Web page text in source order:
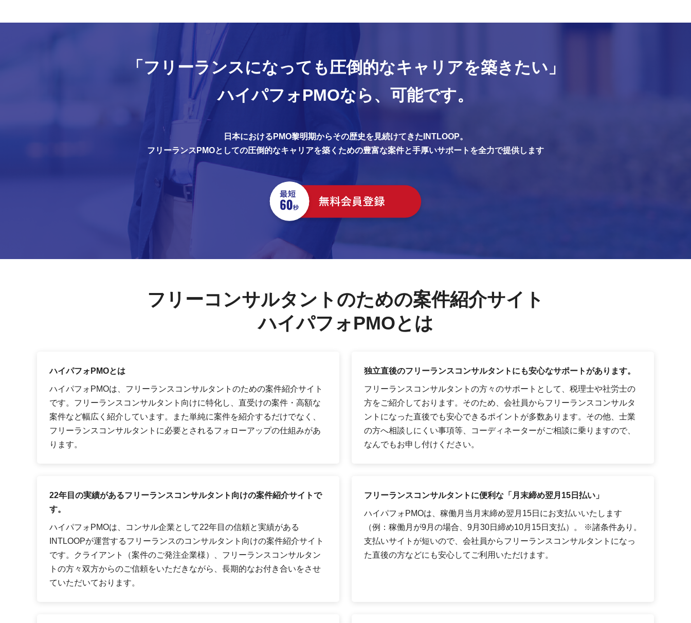
「フリーランスになっても圧倒的なキャリアを築きたい」
ハイパフォPMOなら、 可能です。
日本におけるPMO黎明期からその歴史を見続けてきたINTLOOP。
フリーランスPMOとしての圧倒的なキャリアを築くための豊富な案件と手厚いサポートを全力で提供します
フリーコンサルタントのための案件紹介サイト
ハイパフォPMOとは
ハイパフォPMOとは
ハイパフォPMOは、フリーランスコンサルタントのための案件紹介サイト
です。フリーランスコンサルタント向けに特化し、直受けの案件・高額な
案件など幅広く紹介しています。また単純に案件を紹介するだけでなく、
フリーランスコンサルタントに必要とされるフォローアップの仕組みがあ
ります。
独立直後のフリーランスコンサルタントにも安心なサポートがあります。
フリーランスコンサルタントの方々のサポートとして、税理士や社労士の
方をご紹介しております。そのため、会社員からフリーランスコンサルタ
ントになった直後でも安心できるポイントが多数あります。その他、士業
の方へ相談しにくい事項等、コーディネーターがご相談に乗りますので、
なんでもお申し付けください。
22年目の実績があるフリーランスコンサルタント向けの案件紹介サイトで
す。
ハイパフォPMOは、コンサル企業として22年目の信頼と実績がある
INTLOOPが運営するフリーランスのコンサルタント向けの案件紹介サイト
です。クライアント（案件のご発注企業様）、フリーランスコンサルタン
トの方々双方からのご信頼をいただきながら、長期的なお付き合いをさせ
ていただいております。
フリーランスコンサルタントに便利な「月末締め翌月15日払い」
ハイパフォPMOは、稼働月当月末締め翌月15日にお支払いいたします
（例：稼働月が9月の場合、9月30日締め10月15日支払）。 ※諸条件あり。
支払いサイトが短いので、会社員からフリーランスコンサルタントになっ
た直後の方などにも安心してご利用いただけます。